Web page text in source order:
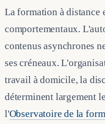
La formation à distance
comportementaux.
contenus asynchrones
ses créneaux.
travail à domicile, la
déterminent largement
l'Observatoire de la